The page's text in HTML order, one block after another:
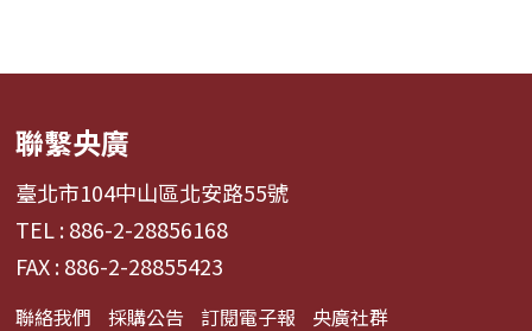
聯繫央廣
臺北市104中山區北安路55號
TEL : 886-2-28856168
FAX : 886-2-28855423
聯絡我們 採購公告 訂閱電子報 央廣社群